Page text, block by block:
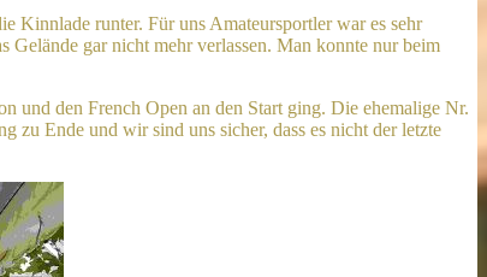
Kinnlade runter. Für uns Amateursportler war es sehr
Gelände gar nicht mehr verlassen. Man konnte nur beim
und den French Open an den Start ging. Die ehemalige Nr.
zu Ende und wir sind uns sicher, dass es nicht der letzte